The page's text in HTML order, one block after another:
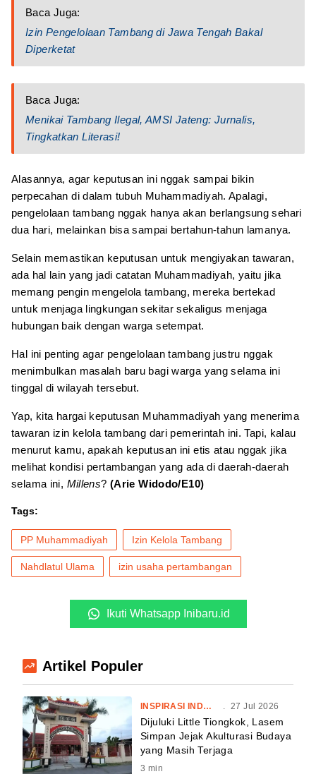
Baca Juga:
Izin Pengelolaan Tambang di Jawa Tengah Bakal
Diperketat
Baca Juga:
Menikai Tambang Ilegal, AMSI Jateng: Jurnalis,
Tingkatkan Literasi!
Alasannya, agar keputusan ini nggak sampai bikin
perpecahan di dalam tubuh Muhammadiyah. Apalagi,
pengelolaan tambang nggak hanya akan berlangsung sehari
dua hari, melainkan bisa sampai bertahun-tahun lamanya.
Selain memastikan keputusan untuk mengiyakan tawaran,
ada hal lain yang jadi catatan Muhammadiyah, yaitu jika
memang pengin mengelola tambang, mereka bertekad
untuk menjaga lingkungan sekitar sekaligus menjaga
hubungan baik dengan warga setempat.
Hal ini penting agar pengelolaan tambang justru nggak
menimbulkan masalah baru bagi warga yang selama ini
tinggal di wilayah tersebut.
Yap, kita hargai keputusan Muhammadiyah yang menerima
tawaran izin kelola tambang dari pemerintah ini. Tapi, kalau
menurut kamu, apakah keputusan ini etis atau nggak jika
melihat kondisi pertambangan yang ada di daerah-daerah
selama ini, Millens? (Arie Widodo/E10)
Tags:
PP Muhammadiyah Izin Kelola Tambang
Nahdlatul Ulama izin usaha pertambangan
Ikuti Whatsapp Inibaru.id
Artikel Populer
INSPIRASI INDONESIA . 27 Jul 2026
Dijuluki Little Tiongkok, Lasem
Simpan Jejak Akulturasi Budaya
yang Masih Terjaga
3 min